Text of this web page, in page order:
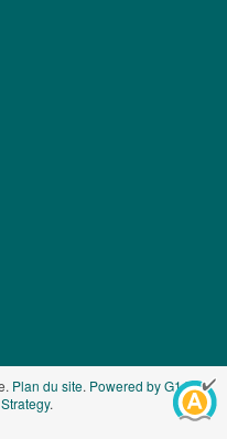
Plan du site. Powered by G1.be -
.